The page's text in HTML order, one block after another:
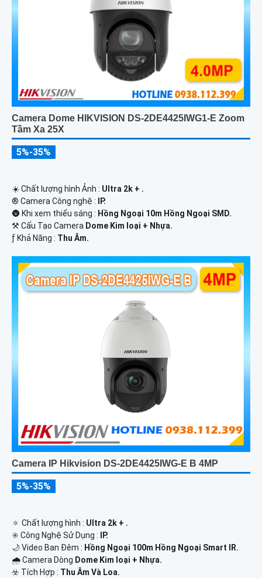
Camera Dome HIKVISION DS-2DE4425IWG1-E Zoom
Tầm Xa 25X
5%-35%
☀️ Chất lượng hình Ảnh : Ultra 2k + .
®️ Camera Công nghệ :
IP.
🌚 Khi xem thiếu sáng : Hồng Ngoại 10m Hồng Ngoại SMD.
⚒ Cấu Tạo Camera Dome Kim loại + Nhựa.
️ƒ Khả Năng : Thu Âm.
Camera IP Hikvision DS-2DE4425IWG-E B 4MP
5%-35%
🔅 Chất lượng hình : Ultra 2k + .
✳️ Công Nghệ Sử Dụng :
IP.
🌙 Video Ban Đêm : Hồng Ngoại 100m Hồng Ngoại Smart IR.
🌧️ Camera Dòng Dome Kim loại + Nhựa.
️☣️ Tích Hợp : Thu Âm Và Loa.